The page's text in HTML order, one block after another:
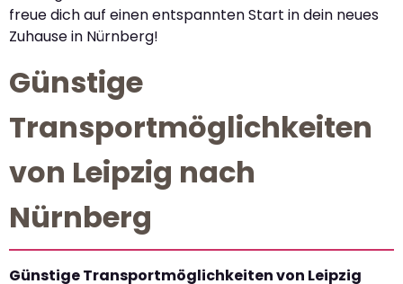
freue dich auf einen entspannten Start in dein neues
Zuhause in Nürnberg!
Günstige
Transportmöglichkeiten
von Leipzig nach
Nürnberg
Günstige Transportmöglichkeiten von Leipzig